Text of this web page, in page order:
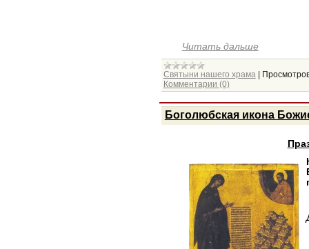
Читать дальше
Святыни нашего храма |
Комментарии (0)
Боголюбская икона